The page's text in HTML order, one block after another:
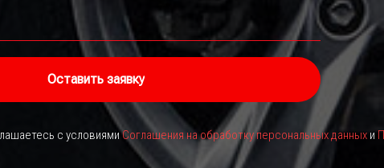
Оставить заявку
с условиямиСоглашения на обработку персональных данных и